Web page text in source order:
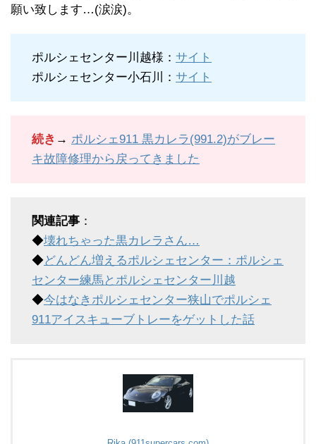
願い致します…(涙涙)。
ポルシェセンター川越様： サイト
ポルシェセンター小石川： サイト
続き → ポルシェ911 黒カレラ(991.2)がブレー
キ故障修理から戻ってきました
関連記事 ：
◆壊れちゃった黒カレラさん…
◆どんどん増えるポルシェセンター：ポルシェ
センター練馬とポルシェセンター川越
◆今はなきポルシェセンター狭山でポルシェ
911アイスキューブトレーをゲットした話